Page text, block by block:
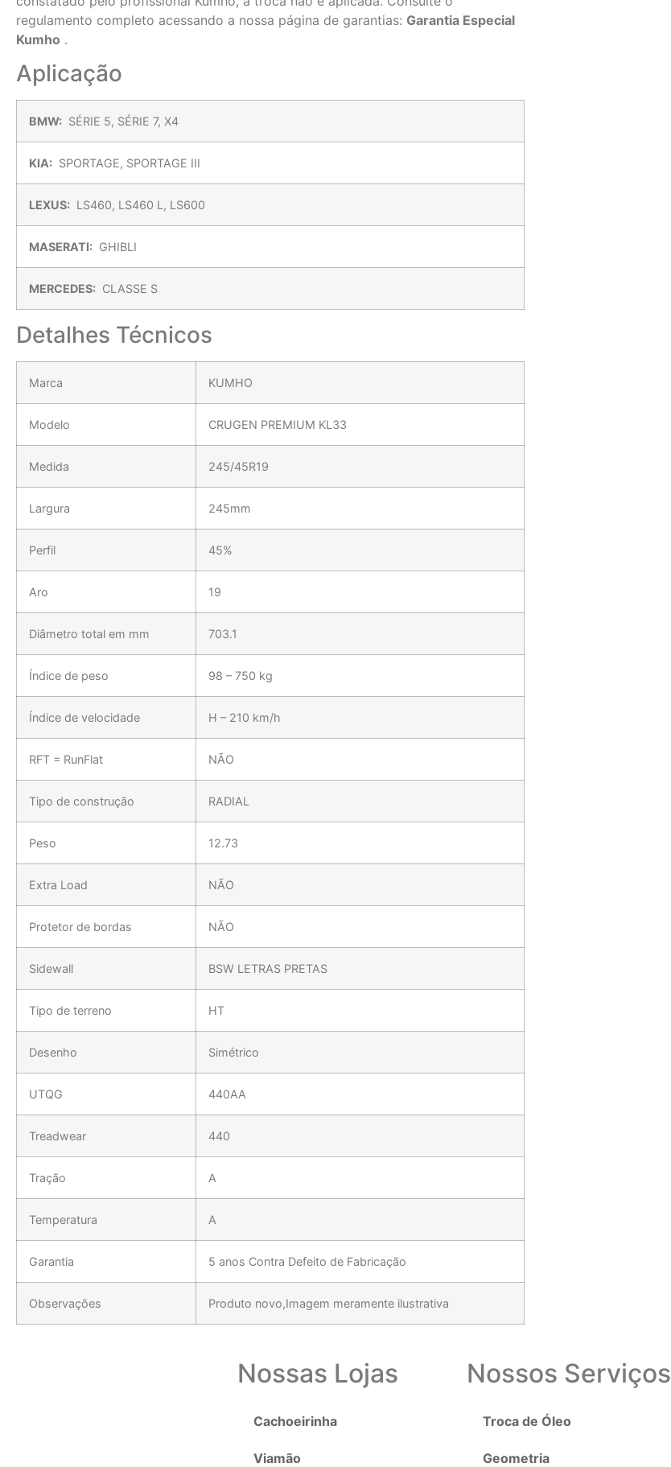
regulamento completo acessando a nossa página de garantias: Garantia Especial
Kumho .
Aplicação
BMW: SÉRIE 5, SÉRIE 7, X4
KIA: SPORTAGE, SPORTAGE III
LEXUS: LS460, LS460 L, LS600
MASERATI: GHIBLI
MERCEDES: CLASSE S
Detalhes Técnicos
Marca KUMHO
Modelo CRUGEN PREMIUM KL33
Medida 245/45R19
Largura 245mm
Perfil 45%
Aro 19
Diâmetro total em mm 703.1
Índice de peso 98 – 750 kg
Índice de velocidade H – 210 km/h
RFT = RunFlat NÃO
Tipo de construção RADIAL
Peso 12.73
Extra Load NÃO
Protetor de bordas NÃO
Sidewall BSW LETRAS PRETAS
Tipo de terreno HT
Desenho Simétrico
UTQG 440AA
Treadwear 440
Tração A
Temperatura A
Garantia 5 anos Contra Defeito de Fabricação
Observações Produto novo,Imagem meramente ilustrativa
Nossas Lojas
Cachoeirinha
Viamão
Nossos Serviços
Troca de Óleo
Geometria